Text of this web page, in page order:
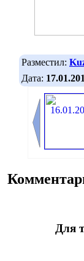
Разместил:
Дата:
Для